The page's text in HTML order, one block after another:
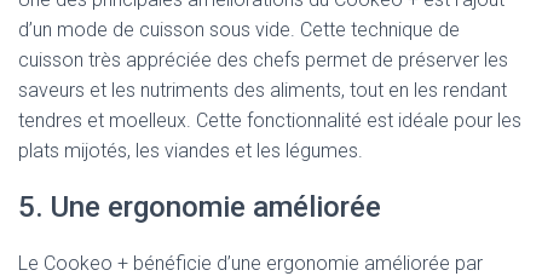
d’un mode de cuisson sous vide. Cette technique de
cuisson très appréciée des chefs permet de préserver les
saveurs et les nutriments des aliments, tout en les rendant
tendres et moelleux. Cette fonctionnalité est idéale pour les
plats mijotés, les viandes et les légumes.
5. Une ergonomie améliorée
Le Cookeo + bénéficie d’une ergonomie améliorée par